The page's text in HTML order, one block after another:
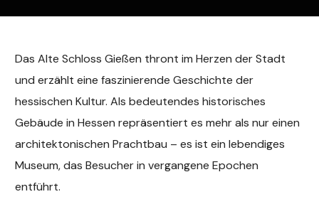
Das Alte Schloss Gießen thront im Herzen der Stadt
und erzählt eine faszinierende Geschichte der
hessischen Kultur. Als bedeutendes historisches
Gebäude in Hessen repräsentiert es mehr als nur einen
architektonischen Prachtbau – es ist ein lebendiges
Museum, das Besucher in vergangene Epochen
entführt.